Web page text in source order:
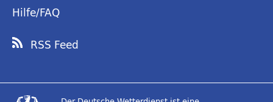
Hilfe/FAQ
RSS Feed